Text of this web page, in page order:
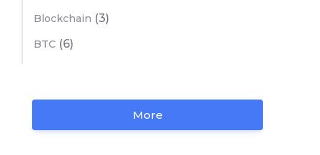
Blockchain (3)
BTC (6)
More